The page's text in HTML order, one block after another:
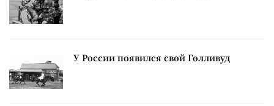
У России появился свой Голливуд